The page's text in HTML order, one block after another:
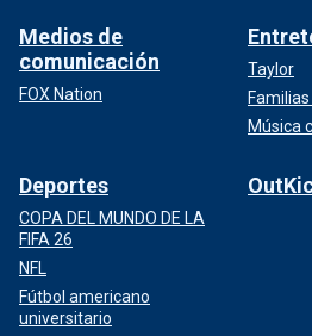
Medios de
comunicación
FOX Nation
Taylor
Música
Deportes
COPA DEL MUNDO DE LA
FIFA 26
NFL
Fútbol americano
universitario